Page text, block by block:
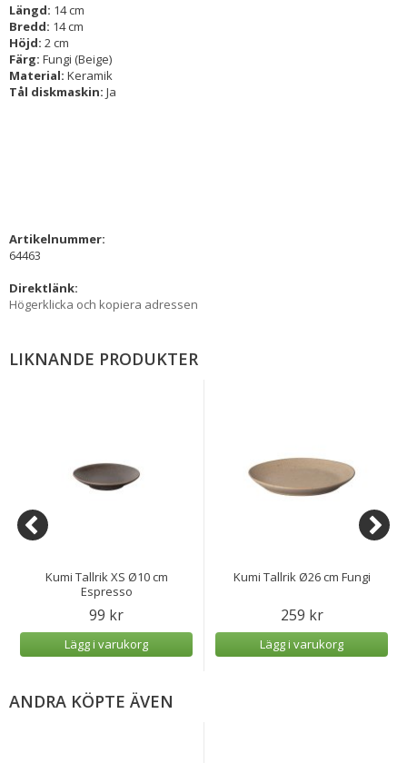
Längd: 14 cm
Bredd: 14 cm
Höjd: 2 cm
Färg: Fungi (Beige)
Material: Keramik
Tål diskmaskin: Ja
Artikelnummer:
64463
Direktlänk:
Högerklicka och kopiera adressen
LIKNANDE PRODUKTER
Kumi Tallrik XS Ø10 cm
Espresso
99 kr
Lägg i varukorg
Kumi Tallrik Ø26 cm Fungi
259 kr
Lägg i varukorg
ANDRA KÖPTE ÄVEN